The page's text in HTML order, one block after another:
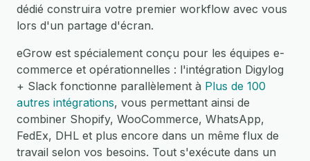
dédié construira votre premier workflow avec vous
lors d'un partage d'écran.
eGrow est spécialement conçu pour les équipes e-
commerce et opérationnelles : l'intégration Digylog
+ Slack fonctionne parallèlement à Plus de 100
autres intégrations, vous permettant ainsi de
combiner Shopify, WooCommerce, WhatsApp,
FedEx, DHL et plus encore dans un même flux de
travail selon vos besoins. Tout s'exécute dans un